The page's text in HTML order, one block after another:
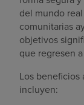
del mundo
comunitarias
objetivos
que regresen
Los beneficios
incluyen: